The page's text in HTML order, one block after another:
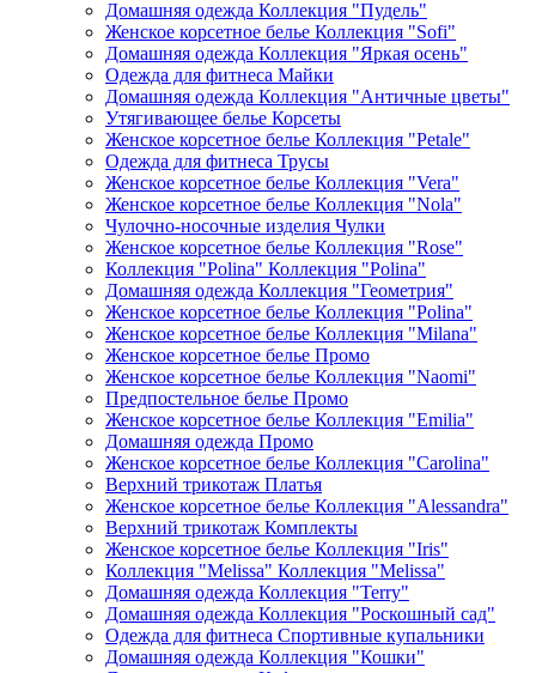
Домашняя одежда Коллекция "Пудель"
Женское корсетное белье Коллекция "Sofi"
Домашняя одежда Коллекция "Яркая осень"
Одежда для фитнеса Майки
Домашняя одежда Коллекция "Античные цветы"
Утягивающее белье Корсеты
Женское корсетное белье Коллекция "Petale"
Одежда для фитнеса Трусы
Женское корсетное белье Коллекция "Vera"
Женское корсетное белье Коллекция "Nola"
Чулочно-носочные изделия Чулки
Женское корсетное белье Коллекция "Rose"
Коллекция "Polina" Коллекция "Polina"
Домашняя одежда Коллекция "Геометрия"
Женское корсетное белье Коллекция "Polina"
Женское корсетное белье Коллекция "Milana"
Женское корсетное белье Промо
Женское корсетное белье Коллекция "Naomi"
Предпостельное белье Промо
Женское корсетное белье Коллекция "Emilia"
Домашняя одежда Промо
Женское корсетное белье Коллекция "Carolina"
Верхний трикотаж Платья
Женское корсетное белье Коллекция "Alessandra"
Верхний трикотаж Комплекты
Женское корсетное белье Коллекция "Iris"
Коллекция "Melissa" Коллекция "Melissa"
Домашняя одежда Коллекция "Terry"
Домашняя одежда Коллекция "Роскошный сад"
Одежда для фитнеса Спортивные купальники
Домашняя одежда Коллекция "Кошки"